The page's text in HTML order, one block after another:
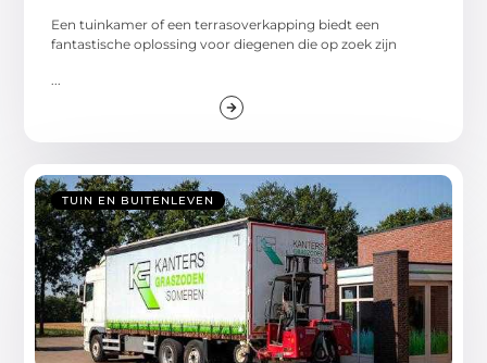
Een tuinkamer of een terrasoverkapping biedt een
fantastische oplossing voor diegenen die op zoek zijn
TUIN EN BUITENLEVEN